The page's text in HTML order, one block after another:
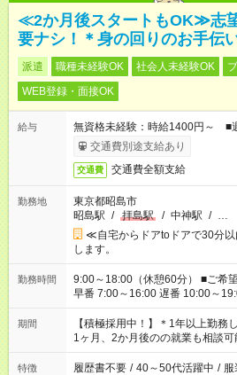
≪2か月後スタートもOK≫志
要ナシ！＊身の回りのお手伝
派遣 職種未経験OK 社会人未経験OK
WEB登録・面接OK
給与
無資格未経験：時給1400円～ ■
交通費別途支給あり
交通費 交通費全額支給
勤務地
東京都昭島市
昭島駅 / 拝島駅 / 中神駅 / …
≪自宅からドアtoドアで30分
します。
勤務時間
9:00～18:00（休憩60分） ■ご希望があれば下記シフトもOK！
早番 7:00～16:00 遅番 10:00～19:00
と休みを合わせたい」 「余裕を
「できれば残業はしたくない」
ね。 ※Wワーク希望の方へ 今ご覧のお仕事で希望する勤務時間
と、もう1つのお仕事の勤務時間
合は応募できません。
期間
【積極採用中！】＊1年以上勤務
1ヶ月、2か月後のの就業も相談可
特徴 履歴書不要 / 40～50代活躍中 / 服